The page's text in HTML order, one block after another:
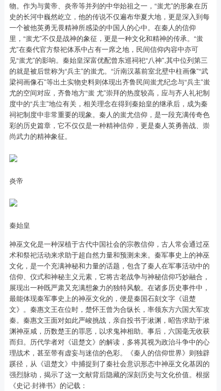
物。作为与黄帝、炎帝等并列的中华始祖之一，“蚩尤”的形象在历
史的长河中巍然屹立，他的传说不仅遍布华夏大地，更是深入到每
一个被他英勇无畏精神所感染的中国人的心中。在秦人的信仰
里，“蚩尤”不仅是战神的象征，更是一种文化和精神的传承。“蚩
尤”在秦代官方祭祀体系中占有一席之地，民间信仰内容中亦可
见“蚩尤”的影响。秦始皇深富优配曾东巡祠祀“八神”,其中位列第三
的就是被后世称为“兵主”的蚩尤。“沂南汉墓前室北壁中柱画像”“武
梁祠画像石”等出土实物史料则体现出齐鲁民间蚩尤纪念与“兵主”蚩
尤的空间对应，齐鲁地方“蚩 尤”崇拜的热度较高，应与齐人礼祀制
度中的“兵主”地位有关，相关理念在得到秦始皇的继承后，成为秦
祠祀制度中非常重要的现象。秦人的蚩尤信仰，是一段充满传奇色
彩的历史篇章，它不仅仅是一种精神信仰，更是秦人英勇善战、崇
尚武力的精神象征。
炎帝
秦始皇
神巫文化是一种深植于古代中国社会的宗教信仰，古人常会通过巫
术和祭祀活动来求助于超自然力量和预测未来。秦军事史上的神巫
文化，是一个充满神秘和力量的话题，包含了秦人在军事活动中的
信仰、仪式和神秘主义元素，它将古老战争与神秘信仰巧妙融合，
展现出一种既严肃又充满想象力的独特风貌。在诸多历史事件中，
最能体现秦军事史上的神巫文化的，便是秦国石刻文字《诅楚
文》。秦惠文王在位时，楚怀王曾为合纵长，率领东方六国大军攻
秦。秦惠文王面对如此严峻挑战，亲自投书于湫渊，昭告求助于湫
渊神巫咸，历数楚王的罪恶，以求鬼神相助。事后，六国毫无收获
而归。历代学者对《诅楚文》的解读，多将其视为政治斗争中的心
理战术，甚至带有虚妄与迷信的色彩。《秦人的信仰世界》则独辟
蹊径，从《诅楚文》中捕捉到了秦社会意识形态中神巫文化基因的
强烈脉动，揭示了这一文献背后隐藏的深刻历史与文化价值。根据
《史记·封禅书》的记载：